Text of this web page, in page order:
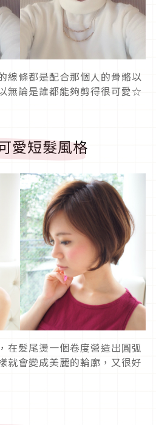
線條都是配合那個人的骨骼以
無論是誰都能夠剪得很可愛☆
愛短髮風格
在髮尾燙一個卷度營造出圓弧
就會變成美麗的輪廓，又很好